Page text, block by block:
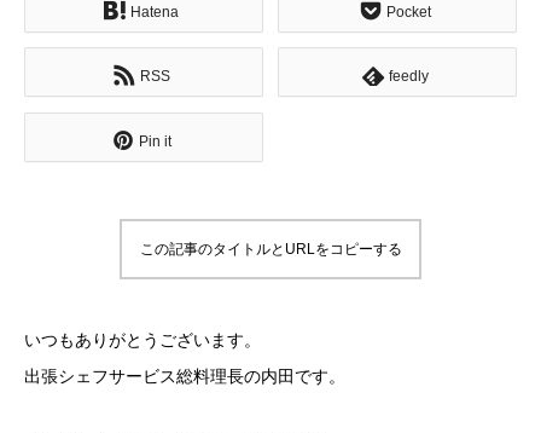
Hatena Pocket
RSS feedly
Pin it
この記事のタイトルとURLをコピーする
いつもありがとうございます。
出張シェフサービス総料理長の内田です。